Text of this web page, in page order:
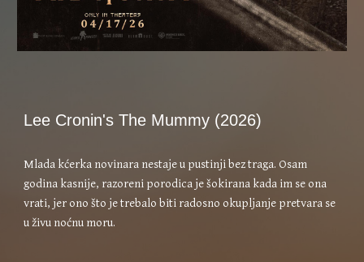
Lee Cronin's The Mummy (2026)
Mlada kćerka novinara nestaje u pustinji bez traga. Osam
godina kasnije, razoreni porodica je šokirana kada im se ona
vrati, jer ono što je trebalo biti radosno okupljanje pretvara se
u živu noćnu moru.